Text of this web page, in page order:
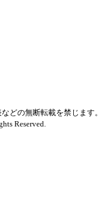
どの無断転載を禁じます。
Reserved.